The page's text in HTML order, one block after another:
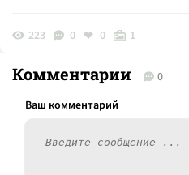
223 0 0 1
Комментарии 0